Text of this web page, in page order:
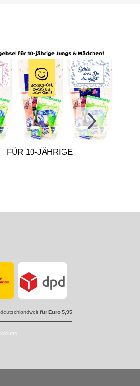
FÜR 10-JÄHRIGE
für Euro 5,95